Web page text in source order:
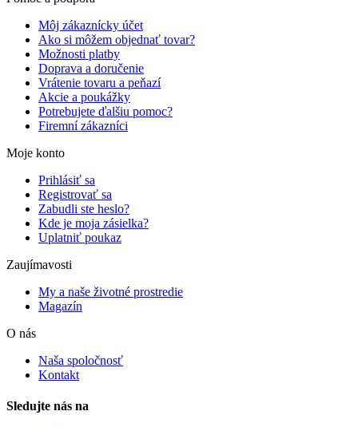
Môj zákaznícky účet
Ako si môžem objednať tovar?
Možnosti platby
Doprava a doručenie
Vrátenie tovaru a peňazí
Akcie a poukážky
Potrebujete ďalšiu pomoc?
Firemní zákazníci
Moje konto
Prihlásiť sa
Registrovať sa
Zabudli ste heslo?
Kde je moja zásielka?
Uplatniť poukaz
Zaujímavosti
My a naše životné prostredie
Magazín
O nás
Naša spoločnosť
Kontakt
Sledujte nás na